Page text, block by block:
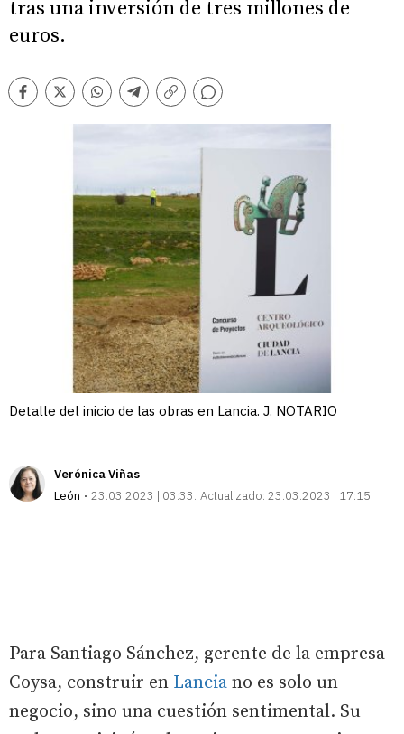
tras una inversión de tres millones de
euros.
Facebook
TwitterWhatsappTelegram
Copiar
Comentarios
Detalle del inicio de las obras en Lancia. J. NOTARIO
Verónica Viñas
León
23.03.2023 | 03:33 Actualizado: 23.03.2023 | 17:15
Para Santiago Sánchez, gerente de la empresa
Coysa, construir en Lancia no es solo un
negocio, sino una cuestión sentimental. Su